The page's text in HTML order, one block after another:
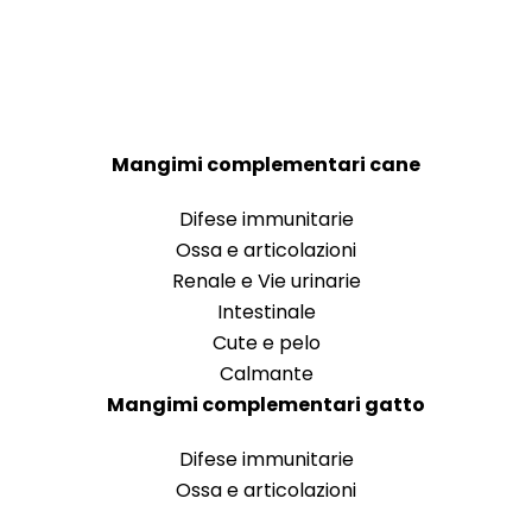
Mangimi complementari cane
Difese immunitarie
Ossa e articolazioni
Renale e Vie urinarie
Intestinale
Cute e pelo
Calmante
Mangimi complementari gatto
Difese immunitarie
Ossa e articolazioni